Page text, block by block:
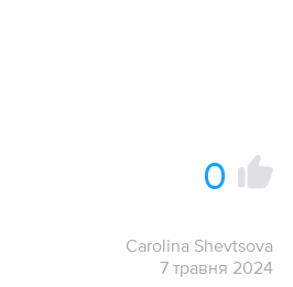
0
Carolina Shevtsova
7 травня 2024